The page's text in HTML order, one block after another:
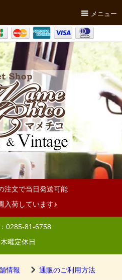
メニュー
注文で当日発送可能
入荷しています♪
0285-81-6758
木曜定休日
情報 通販のご利用方法